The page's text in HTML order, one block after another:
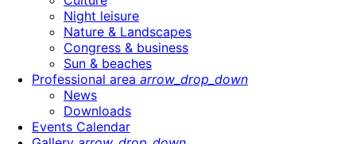
Night leisure
Nature & Landscapes
Congress & business
Sun & beaches
Professional area arrow_drop_down
News
Downloads
Events Calendar